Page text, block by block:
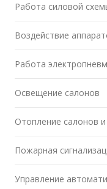
Работа силовой
Воздействие
Работа
Освещение салонов
Отопление салонов
Пожарная
Управление